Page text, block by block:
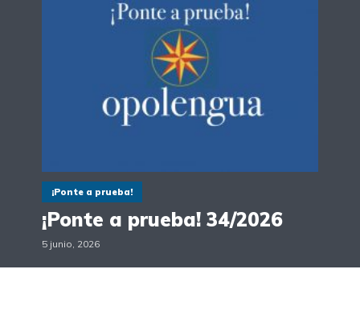
¡Ponte a prueba!
¡Ponte a prueba! 34/2026
5 junio, 2026